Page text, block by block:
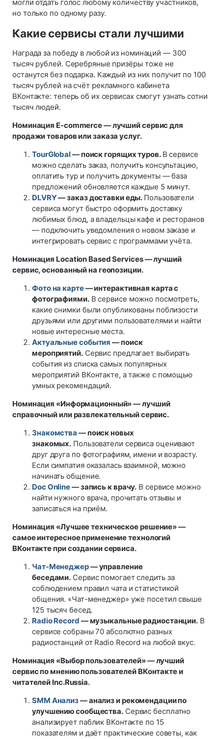
могли отдать голос любому количеству участников,
но только по одному разу.
Какие сервисы стали лучшими
Награда за победу в любой из номинаций — 300
тысяч рублей. Серебряные призёры тоже не
останутся без подарка. Каждый из них получит по 100
тысяч рублей на счёт рекламного кабинета
ВКонтакте: теперь об их сервисах смогут узнать сотни
тысяч людей.
Номинация E-commerce — лучший сервис для
продажи товаров или заказа услуг.
TourGlobal— поиск горящих туров. В сервисе
можно сделать заказ, получить консультацию,
оплатить тур и получить документы — база
предложений обновляется каждые 5 минут.
DLVRY— заказ доставки еды. Пользователи
сервиса могут быстро оформить доставку
любимых блюд, а владельцы кафе и ресторанов
— подключить уведомления о новом заказе и
интегрировать сервис с программами учёта.
Номинация Location Based Services — лучший
сервис, основанный на геопозиции.
Фото на карте— интерактивная карта с
фотографиями.В сервисе можно посмотреть,
какие снимки были опубликованы поблизости
друзьями или другими пользователями и найти
новые интересные места.
Актуальные события — поиск
мероприятий.Сервис предлагает выбирать
события из списка самых популярных
мероприятий ВКонтакте, а также с помощью
умных рекомендаций.
Номинация «Информационный» — лучший
справочный или развлекательный сервис.
Знакомства — поиск новых
знакомых. Пользователи сервиса оценивают
друг друга по фотографиям, имени и возрасту.
Если симпатия оказалась взаимной, можно
начинать общение.
Doc Online— запись к врачу. В сервисе можно
найти нужного врача, прочитать отзывы и
записаться на приём.
Номинация «Лучшее техническое решение» —
самое интересное применение технологий
ВКонтакте при создании сервиса.
Чат-Менеджер— управление
беседами. Сервис помогает следить за
соблюдением правил чата и статистикой
общения. «Чат-менеджер» уже посетил свыше
125 тысяч бесед.
Radio Record — музыкальные радиостанции. В
сервисе собраны 70 абсолютно разных
радиостанций от Radio Record на любой вкус.
Номинация «Выбор пользователей» — лучший
сервис по мнению пользователей ВКонтакте и
читателей Inc.Russia.
SMM Анализ— анализ и рекомендации по
улучшению сообщества.Сервис бесплатно
анализирует паблик ВКонтакте по 15
показателям и даёт практические советы, как